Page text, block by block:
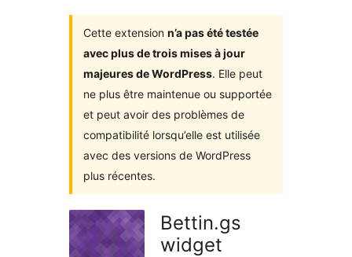
Cette extension n’a pas été testée
avec plus de trois mises à jour
majeures de WordPress. Elle peut
ne plus être maintenue ou supportée
et peut avoir des problèmes de
compatibilité lorsqu’elle est utilisée
avec des versions de WordPress
plus récentes.
Bettin.gs
widget